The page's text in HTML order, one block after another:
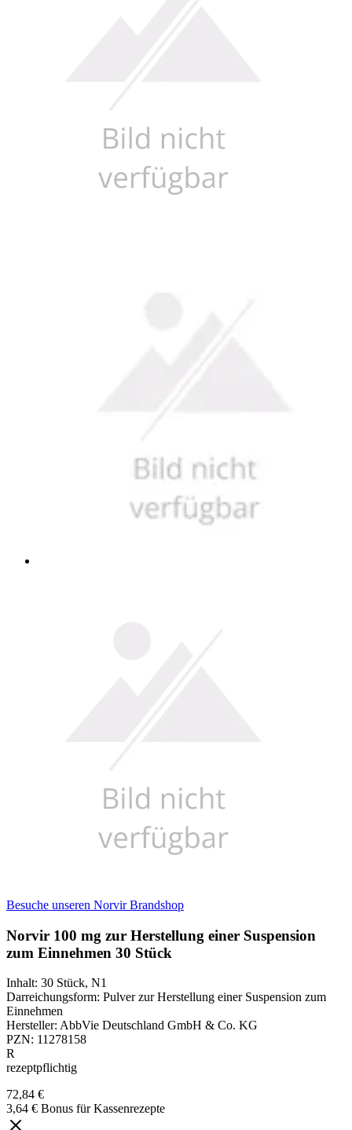
Besuche unseren Norvir Brandshop
Norvir 100 mg zur Herstellung einer Suspension
zum Einnehmen 30 Stück
Inhalt: 30 Stück, N1
Darreichungsform: Pulver zur Herstellung einer Suspension zum
Einnehmen
Hersteller: AbbVie Deutschland GmbH & Co. KG
PZN: 11278158
R
rezeptpflichtig
72,84 €
3,64 € Bonus für Kassenrezepte